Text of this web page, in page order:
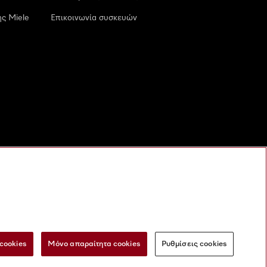
Miele Επικοινωνία συσκευών
ψηφιακές υπηρεσίες Φόρμα Υπαναχώρησης
Μόνο απαραίτητα cookies Ρυθμίσεις cookies